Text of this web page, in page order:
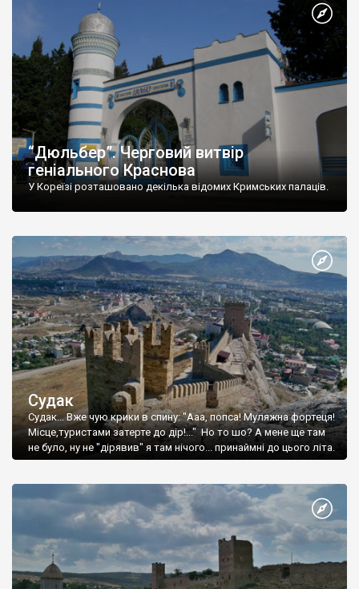
“Дюльбер”. Черговий витвір
геніального Краснова
У Кореїзі розташовано декілька відомих Кримських палаців.
Судак
Судак... Вже чую крики в спину: "Ааа, попса! Муляжна фортеця!
Місце,туристами затерте до дір!..." Но то шо? А мене ще там
не було, ну не "дірявив" я там нічого... принаймні до цього літа.